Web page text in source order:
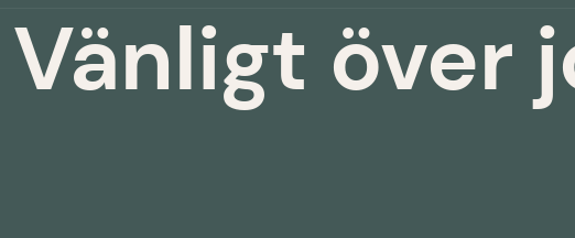
över